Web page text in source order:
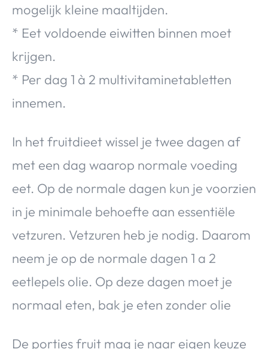
mogelijk kleine maaltijden.
* Eet voldoende eiwitten binnen moet
krijgen.
* Per dag 1 à 2 multivitaminetabletten
innemen.
In het fruitdieet wissel je twee dagen af
met een dag waarop normale voeding
eet. Op de normale dagen kun je voorzien
in je minimale behoefte aan essentiële
vetzuren. Vetzuren heb je nodig. Daarom
neem je op de normale dagen 1 a 2
eetlepels olie. Op deze dagen moet je
normaal eten, bak je eten zonder olie
De porties fruit mag je naar eigen keuze